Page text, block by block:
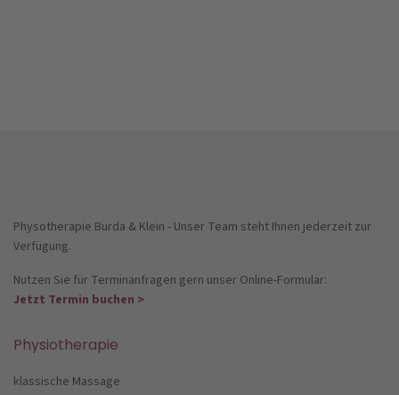
Physotherapie Burda & Klein - Unser Team steht Ihnen jederzeit zur
Verfügung.
Nutzen Sie für Terminanfragen gern unser Online-Formular:
Jetzt Termin buchen >
Physiotherapie
klassische Massage